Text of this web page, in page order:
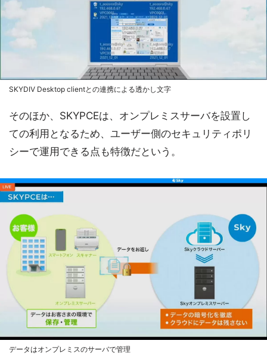
SKYDIV Desktop clientとの連携による透かし文字
そのほか、SKYPCEは、オンプレミスサーバを設置し
ての利用となるため、ユーザー側のセキュリティポリ
シーで運用できる点も特徴だという。
データはオンプレミスのサーバで管理